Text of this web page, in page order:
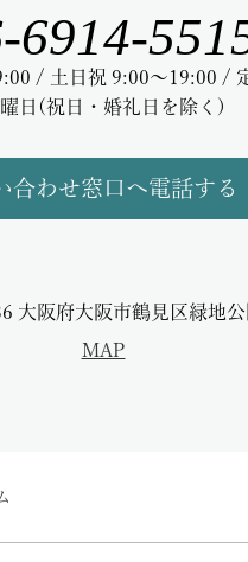
6914-
/ 土日祝 9:00～19:00 /
日(祝日・婚礼日を除く)
合わせ窓口へ電話する
大阪府大阪市鶴見区緑地
MAP